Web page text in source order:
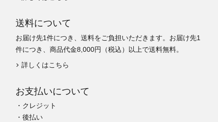
送料について
お届け先1件につき、送料をご負担いただきます。お届け先1
件につき、商品代金8,000円（税込）以上で送料無料。
詳しくはこちら
お支払いについて
・クレジット
・後払い